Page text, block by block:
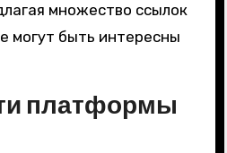
множество ссылок
могут быть интересны
платформы